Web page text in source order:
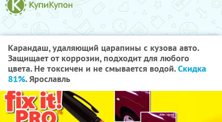
Карандаш, удаляющий царапины с кузова авто.
Защищает от коррозии, подходит для любого
цвета. Не токсичен и не смывается водой.Скидка
81%. Ярославль